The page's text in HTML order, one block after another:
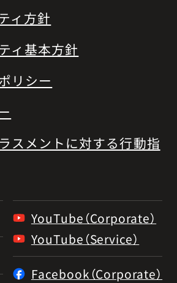
ィ方針
ィ基本方針
リシー
スメントに対する行動指
YouTube（Corporate）
YouTube（Service）
Facebook（Corporate）